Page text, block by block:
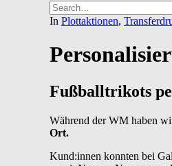
In Plottaktionen,
Fußballtrikots
Während der WM haben
Ort.
Kund:innen konnten bei